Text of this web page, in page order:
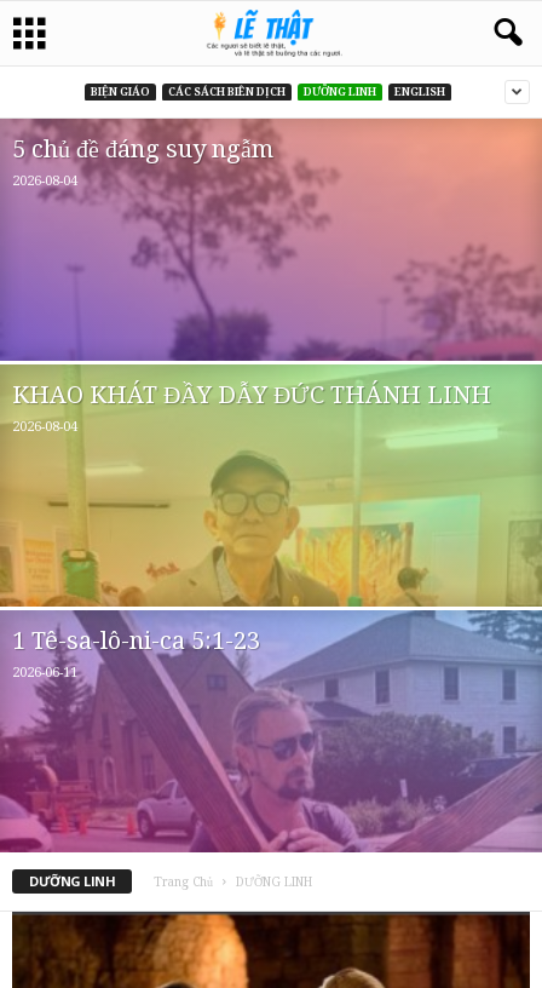
BIỆN GIÁO CÁC SÁCH BIÊN DỊCH DƯỠNG LINH ENGLISH
5 chủ đề đáng suy ngẫm
2026-08-04
KHAO KHÁT ĐẦY DẪY ĐỨC THÁNH LINH
2026-08-04
1 Tê-sa-lô-ni-ca 5:1-23
2026-06-11
DƯỠNG LINH Trang Chủ DƯỠNG LINH